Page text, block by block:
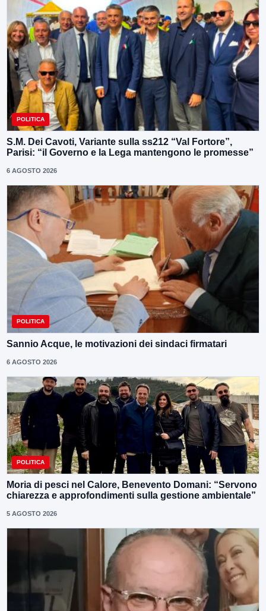
POLITICA
S.M. Dei Cavoti, Variante sulla ss212 “Val Fortore”,
Parisi: “il Governo e la Lega mantengono le promesse”
6 AGOSTO 2026
POLITICA
Sannio Acque, le motivazioni dei sindaci firmatari
6 AGOSTO 2026
POLITICA
Moria di pesci nel Calore, Benevento Domani: “Servono
chiarezza e approfondimenti sulla gestione ambientale”
5 AGOSTO 2026